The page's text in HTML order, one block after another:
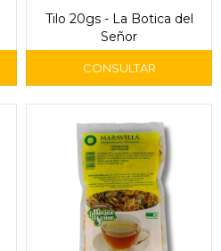
Tilo 20gs - La Botica del
Señor